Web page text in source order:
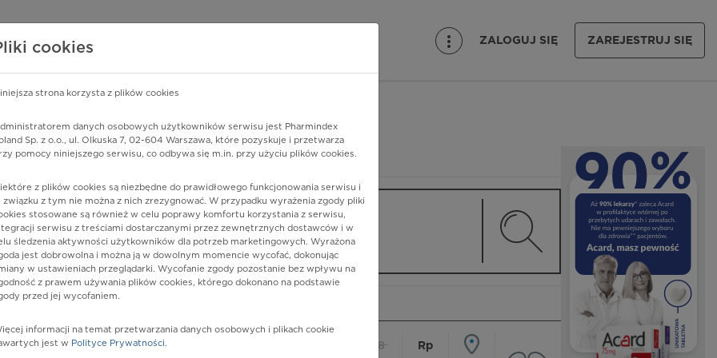
o lekach
PHARMINDEX ZALOGUJ SIĘ ZAREJESTRUJ SIĘ
Pharmindex
lider wiedzy o lekach
lub substancję czynną
Postać:kaps. twarde
18
Rp
cookies
strona korzysta z plików cookies
danych osobowych użytkowników serwisu jest Pharmindex
Sp. z o.o., ul. Olkuska 7, 02-604 Warszawa, które pozyskuje i przetwarza
pomocy niniejszego serwisu, co odbywa się m.in. przy użyciu plików cookies.
z plików cookies są niezbędne do prawidłowego funkcjonowania serwisu i
związku z tym nie można z nich zrezygnować. W przypadku wyrażenia zgody pliki
stosowane są również w celu poprawy komfortu korzystania z serwisu,
serwisu z treściami dostarczanymi przez zewnętrznych dostawców i w
śledzenia aktywności użytkowników dla potrzeb marketingowych. Wyrażona
jest dobrowolna i można ją w dowolnym momencie wycofać, dokonując
w ustawieniach przeglądarki. Wycofanie zgody pozostanie bez wpływu na
z prawem używania plików cookies, którego dokonano na podstawie
przed jej wycofaniem.
informacji na temat przetwarzania danych osobowych i plikach cookie
jest w Polityce Prywatności.